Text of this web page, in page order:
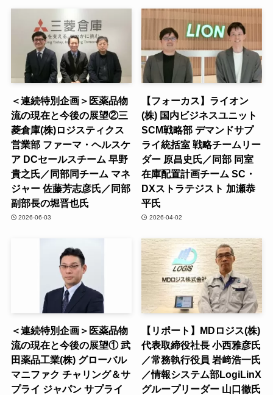
＜連続特別企画＞医薬品物
流の現在と今後の展望②三
菱倉庫(株)ロジスティクス
営業部 ファーマ・ヘルスケ
ア DCセールスチーム 早野
貴之氏／同部同チーム マネ
ジャー 佐藤芳志彦氏／同部
副部長の堀晋也氏
2026-06-03
【フォーカス】ライオン
(株) 国内ビジネスユニット
SCM戦略部 デマンドサプ
ライ統括室 戦略チームリー
ダー 原昌史氏／同部 同室
在庫配置計画チーム SC・
DXストラテジスト 加瀬恭
平氏
2026-04-02
＜連続特別企画＞医薬品物
流の現在と今後の展望① 武
田薬品工業(株) グローバル
マニファク チャリング＆サ
プライ ジャパン サプライ
【リポート】MDロジス(株)
代表取締役社長 小西雅彦氏
／常務執行役員 岩﨑浩一氏
／情報システム部LogiLinX
グループリーダー 山口徹氏